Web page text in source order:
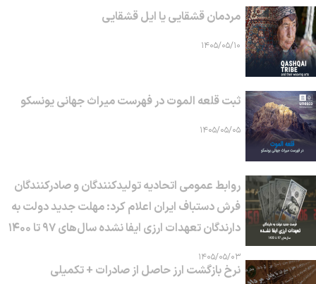
مردمان قشقایی یا ایل قشقایی
۱۴۰۵/۰۵/۱۰
ثبت قلعه الموت در فهرست میراث جهانی یونسکو
۱۴۰۵/۰۵/۰۵
روابط عمومی اتحادیه تولیدکنندگان و صادرکنندگان
فرش دستباف ایران اعلام کرد: مهلت جدید دولت به
دارندگان تعهدات ارزی ایفا نشده سال‌های ۹۷ تا ۱۴۰۰
۱۴۰۵/۰۵/۰۳
نرخ بازگشت ارز حاصل از صادرات + تکمیلی